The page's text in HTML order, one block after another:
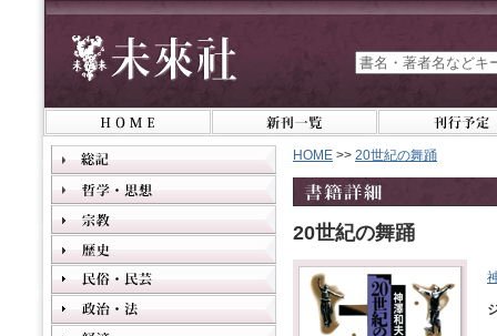
HOME >> 20世紀の舞踊
20世紀の舞踊